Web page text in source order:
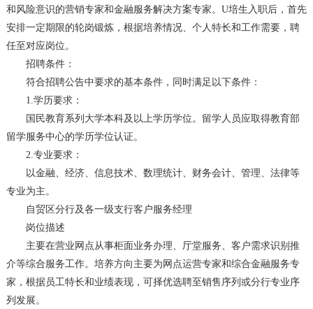
和风险意识的营销专家和金融服务解决方案专家。U培生入职后，首先
安排一定期限的轮岗锻炼，根据培养情况、个人特长和工作需要，聘
任至对应岗位。
招聘条件：
符合招聘公告中要求的基本条件，同时满足以下条件：
1.学历要求：
国民教育系列大学本科及以上学历学位。留学人员应取得教育部
留学服务中心的学历学位认证。
2.专业要求：
以金融、经济、信息技术、数理统计、财务会计、管理、法律等
专业为主。
自贸区分行及各一级支行客户服务经理
岗位描述
主要在营业网点从事柜面业务办理、厅堂服务、客户需求识别推
介等综合服务工作。培养方向主要为网点运营专家和综合金融服务专
家，根据员工特长和业绩表现，可择优选聘至销售序列或分行专业序
列发展。